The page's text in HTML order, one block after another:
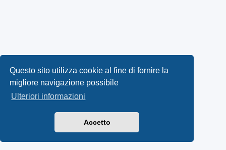
Questo sito utilizza cookie al fine di fornire la
migliore navigazione possibile
Ulteriori informazioni
Accetto